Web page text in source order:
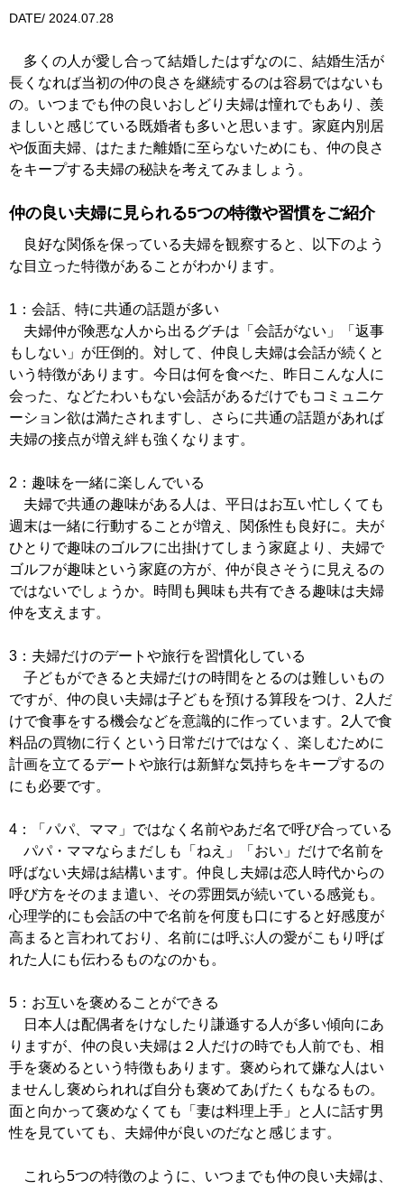
DATE/ 2024.07.28
多くの人が愛し合って結婚したはずなのに、結婚生活が
長くなれば当初の仲の良さを継続するのは容易ではないも
の。いつまでも仲の良いおしどり夫婦は憧れでもあり、羨
ましいと感じている既婚者も多いと思います。家庭内別居
や仮面夫婦、はたまた離婚に至らないためにも、仲の良さ
をキープする夫婦の秘訣を考えてみましょう。
仲の良い夫婦に見られる5つの特徴や習慣をご紹介
良好な関係を保っている夫婦を観察すると、以下のよう
な目立った特徴があることがわかります。
1：会話、特に共通の話題が多い
夫婦仲が険悪な人から出るグチは「会話がない」「返事
もしない」が圧倒的。対して、仲良し夫婦は会話が続くと
いう特徴があります。今日は何を食べた、昨日こんな人に
会った、などたわいもない会話があるだけでもコミュニケ
ーション欲は満たされますし、さらに共通の話題があれば
夫婦の接点が増え絆も強くなります。
2：趣味を一緒に楽しんでいる
夫婦で共通の趣味がある人は、平日はお互い忙しくても
週末は一緒に行動することが増え、関係性も良好に。夫が
ひとりで趣味のゴルフに出掛けてしまう家庭より、夫婦で
ゴルフが趣味という家庭の方が、仲が良さそうに見えるの
ではないでしょうか。時間も興味も共有できる趣味は夫婦
仲を支えます。
3：夫婦だけのデートや旅行を習慣化している
子どもができると夫婦だけの時間をとるのは難しいもの
ですが、仲の良い夫婦は子どもを預ける算段をつけ、2人だ
けで食事をする機会などを意識的に作っています。2人で食
料品の買物に行くという日常だけではなく、楽しむために
計画を立てるデートや旅行は新鮮な気持ちをキープするの
にも必要です。
4：「パパ、ママ」ではなく名前やあだ名で呼び合っている
パパ・ママならまだしも「ねえ」「おい」だけで名前を
呼ばない夫婦は結構います。仲良し夫婦は恋人時代からの
呼び方をそのまま遣い、その雰囲気が続いている感覚も。
心理学的にも会話の中で名前を何度も口にすると好感度が
高まると言われており、名前には呼ぶ人の愛がこもり呼ば
れた人にも伝わるものなのかも。
5：お互いを褒めることができる
日本人は配偶者をけなしたり謙遜する人が多い傾向にあ
りますが、仲の良い夫婦は２人だけの時でも人前でも、相
手を褒めるという特徴もあります。褒められて嫌な人はい
ませんし褒められれば自分も褒めてあげたくもなるもの。
面と向かって褒めなくても「妻は料理上手」と人に話す男
性を見ていても、夫婦仲が良いのだなと感じます。
これら5つの特徴のように、いつまでも仲の良い夫婦は、